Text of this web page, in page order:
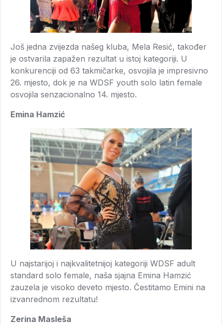
Još jedna zvijezda našeg kluba, Mela Resić, također
je ostvarila zapažen rezultat u istoj kategoriji. U
konkurenciji od 63 takmičarke, osvojila je impresivno
26. mjesto, dok je na WDSF youth solo latin female
osvojila senzacionalno 14. mjesto.
Emina Hamzić
U najstarijoj i najkvalitetnijoj kategoriji WDSF adult
standard solo female, naša sjajna Emina Hamzić
zauzela je visoko deveto mjesto. Čestitamo Emini na
izvanrednom rezultatu!
Zerina Masleša